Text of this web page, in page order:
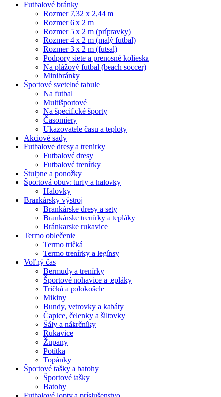
Futbalové bránky
Rozmer 7,32 x 2,44 m
Rozmer 6 x 2 m
Rozmer 5 x 2 m (prípravky)
Rozmer 4 x 2 m (malý futbal)
Rozmer 3 x 2 m (futsal)
Podpory siete a prenosné kolieska
Na plážový futbal (beach soccer)
Minibránky
Športové svetelné tabule
Na futbal
Multišportové
Na špecifické športy
Časomiery
Ukazovatele času a teploty
Akciové sady
Futbalové dresy a trenírky
Futbalové dresy
Futbalové trenírky
Štulpne a ponožky
Športová obuv: turfy a halovky
Halovky
Brankársky výstroj
Brankárske dresy a sety
Brankárske trenírky a tepláky
Bránkarske rukavice
Termo oblečenie
Termo tričká
Termo trenírky a legínsy
Voľný čas
Bermudy a trenírky
Športové nohavice a tepláky
Tričká a polokošele
Mikiny
Bundy, vetrovky a kabáty
Čapice, čelenky a šiltovky
Šály a nákrčníky
Rukavice
Župany
Potítka
Topánky
Športové tašky a batohy
Športové tašky
Batohy
Futbalové lopty a príslušenstvo